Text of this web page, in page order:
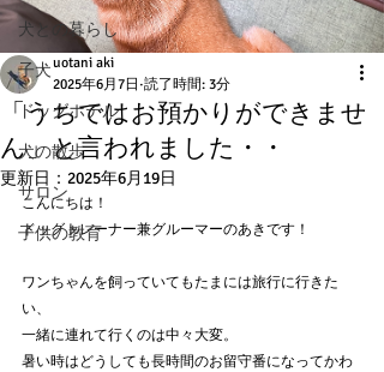
犬との暮らし
子犬
ドッグホテル
犬の散歩
サロン
子供の教育
「うちではお預かりができませ
ん」と言われました・・
uotani aki
2025年6月7日 読了時間: 3分
更新日： 2025年6月19日
こんにちは！
ドッグトレーナー兼グルーマーのあきです！
ワンちゃんを飼っていてもたまには旅行に行きた
い、
一緒に連れて行くのは中々大変。
暑い時はどうしても長時間のお留守番になってかわ